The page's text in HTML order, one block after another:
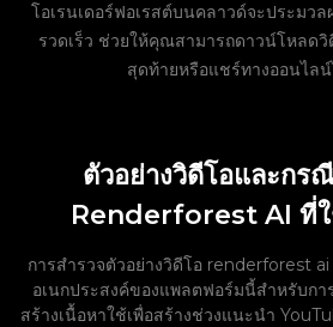
โอเรนเดอร์ฟอเรสต์บนคลาวด์จะประมว
รวดเร็ว ช่วยให้คุณสามารถดาวน์โหลด
สุดท้ายหรือแชร์ทางออนไล
ตัวอย่างวิดีโอและกร
Renderforest AI ที่ใ
การสำรวจตัวอย่างวิดีโอ renderforest ai
อเนกประสงค์ของแพลตฟอร์มนี้สำหรับก
สร้างเนื้อหาใช้เพื่อสร้างช่วงแนะนำ